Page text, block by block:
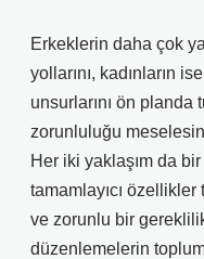
Erkeklerin daha çok
yollarını, kadınların
unsurlarını ön planda
zorunluluğu
Her iki yaklaşım da
tamamlayıcı
ve zorunlu bir
düzenlemelerin